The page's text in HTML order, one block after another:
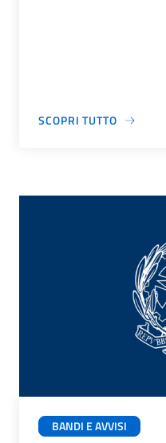
SCOPRI TUTTO
BANDI E AVVISI